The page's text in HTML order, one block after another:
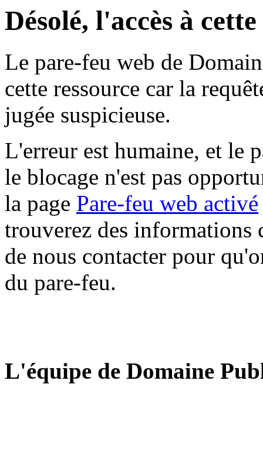
Désolé, l'accès à
Le pare-feu web de
cette ressource car la
jugée suspicieuse.
L'erreur est humaine, et le
le blocage n'est pas
la page Pare-feu web activé
trouverez des informations
de nous contacter pour
du pare-feu.
L'équipe de Domaine